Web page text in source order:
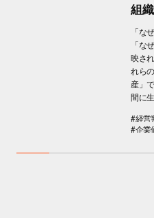
組
「な
「な
映さ
れら
産」
間に
#経営
#企業